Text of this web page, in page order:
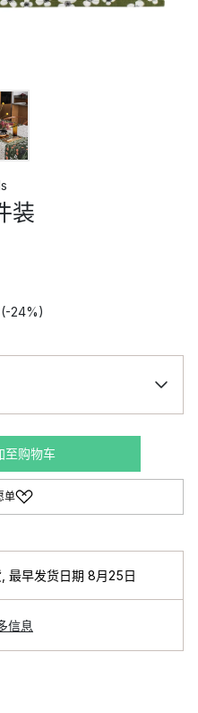
装
(-24%)
至购物车
单
最早发货日期 8月25日
信息